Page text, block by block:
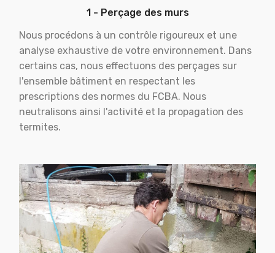
1 - Perçage des murs
Nous procédons à un contrôle rigoureux et une
analyse exhaustive de votre environnement. Dans
certains cas, nous effectuons des perçages sur
l'ensemble bâtiment en respectant les
prescriptions des normes du FCBA. Nous
neutralisons ainsi l'activité et la propagation des
termites.